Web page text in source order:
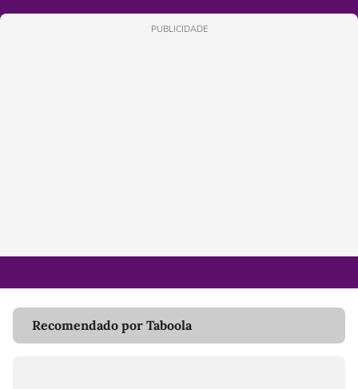
PUBLICIDADE
Recomendado por Taboola